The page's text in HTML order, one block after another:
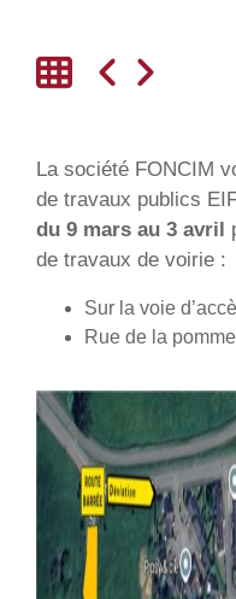
La société FONCIM
de travaux publics
du 9 mars au 3 avril
de travaux de voirie :
Sur la voie
Rue de la